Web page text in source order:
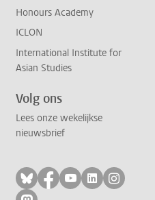
Honours Academy
ICLON
International Institute for
Asian Studies
Volg ons
Lees onze wekelijkse
nieuwsbrief
Volg ons op bluesky
Volg ons op
Volg ons op
Volg ons
Volg